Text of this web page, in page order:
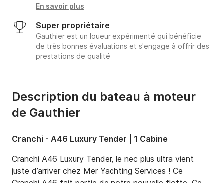
En savoir plus
Super propriétaire
Gauthier est un loueur expérimenté qui bénéficie
de très bonnes évaluations et s'engage à offrir des
prestations de qualité.
Description du bateau à moteur
de Gauthier
Cranchi - A46 Luxury Tender | 1 Cabine
Cranchi A46 Luxury Tender, le nec plus ultra vient
juste d’arriver chez Mer Yachting Services ! Ce